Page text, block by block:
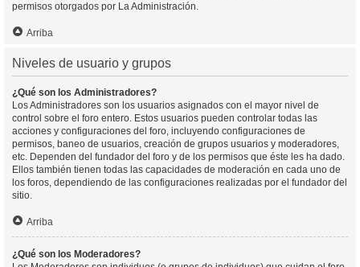
permisos otorgados por La Administración.
Arriba
Niveles de usuario y grupos
¿Qué son los Administradores?
Los Administradores son los usuarios asignados con el mayor nivel de
control sobre el foro entero. Estos usuarios pueden controlar todas las
acciones y configuraciones del foro, incluyendo configuraciones de
permisos, baneo de usuarios, creación de grupos usuarios y moderadores,
etc. Dependen del fundador del foro y de los permisos que éste les ha dado.
Ellos también tienen todas las capacidades de moderación en cada uno de
los foros, dependiendo de las configuraciones realizadas por el fundador del
sitio.
Arriba
¿Qué son los Moderadores?